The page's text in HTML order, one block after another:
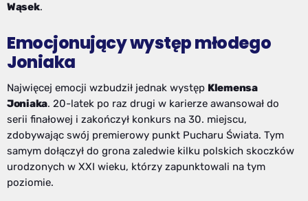
Wąsek.
Emocjonujący występ młodego
Joniaka
Najwięcej emocji wzbudził jednak występ Klemensa
Joniaka. 20-latek po raz drugi w karierze awansował do
serii finałowej i zakończył konkurs na 30. miejscu,
zdobywając swój premierowy punkt Pucharu Świata. Tym
samym dołączył do grona zaledwie kilku polskich skoczków
urodzonych w XXI wieku, którzy zapunktowali na tym
poziomie.